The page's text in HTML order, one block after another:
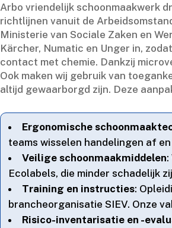
Arbo vriendelijk schoonmaakwerk
richtlijnen vanuit de
Ministerie van Sociale Zaken en
Kärcher, Numatic en Unger in,
contact met chemie.​ Dankzij
Ook maken wij gebruik van
altijd gewaarborgd zijn.​ Deze
Ergonomische
teams wisselen handelingen af
Veilige schoonmaakmiddelen
Ecolabels, die minder schadelijk
Training en instructies:
brancheorganisatie SIEV.​ Onze
Risico-inventarisatie en -